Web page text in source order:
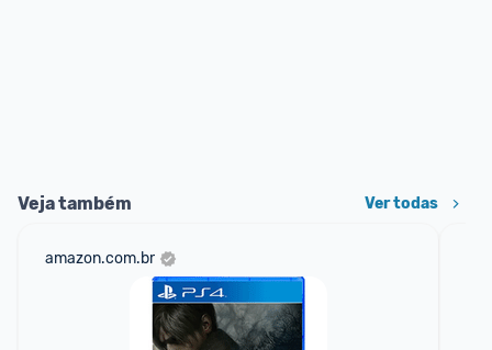
Veja também Ver todas
amazon.com.br